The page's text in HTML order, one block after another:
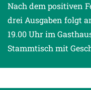
Nach dem positiven
drei Ausgaben folgt
19.00 Uhr im
Stammtisch mit